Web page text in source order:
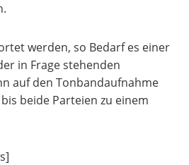
werden, so Bedarf es einer
in Frage stehenden
auf den Tonbandaufnahme
beide Parteien zu einem